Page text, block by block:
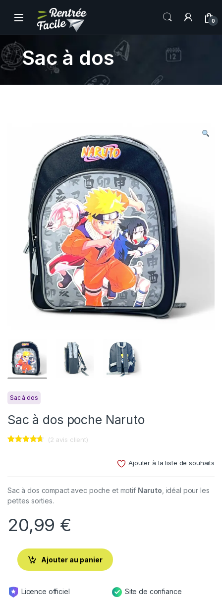
0
Sac à dos
Sac à dos
Sac à dos poche Naruto
client
(2 avis client)
Ajouter à la liste de souhaits
Sac à dos compact avec poche et motif Naruto , idéal pour les
petites sorties.
20,99 €
Ajouter au panier
Licence officiel Site de confiance